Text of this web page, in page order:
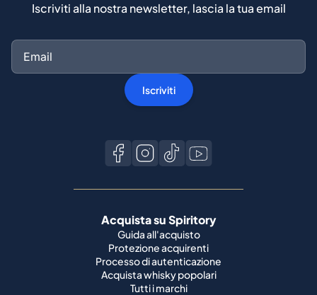
Iscriviti alla nostra newsletter, lascia la tua email
Iscriviti
Acquista su Spiritory
Guida all'acquisto
Protezione acquirenti
Processo di autenticazione
Acquista whisky popolari
Tutti i marchi